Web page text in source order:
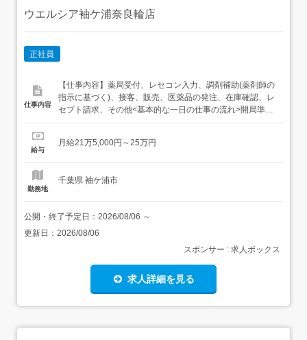
ウエルシア袖ケ浦奈良輪店
正社員
仕事内容
【仕事内容】薬局受付、レセコン入力、調剤補助(薬剤師の
指示に基づく)、接客、販売、医薬品の発注、在庫確認、レ
セプト請求、その他<基本的な一日の仕事の流れ>開局準備
(機器立ち上げ、クリンリネス)→処方せん受付・入力・調
接客、レセプト請求、処方箋再チェック等 「ナショナル
給与
月給21万5,000円～25万円
勤務地
千葉県 袖ケ浦市
公開・終了予定日： 2026/08/06 ～
更新日： 2026/08/06
スポンサー : 求人ボックス
求人詳細を見る